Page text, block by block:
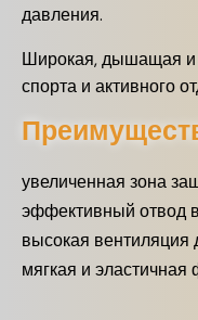
давления.
Широкая, дышащая и
спорта и активного
увеличенная зона
эффективный отвод
высокая вентиляция
мягкая и